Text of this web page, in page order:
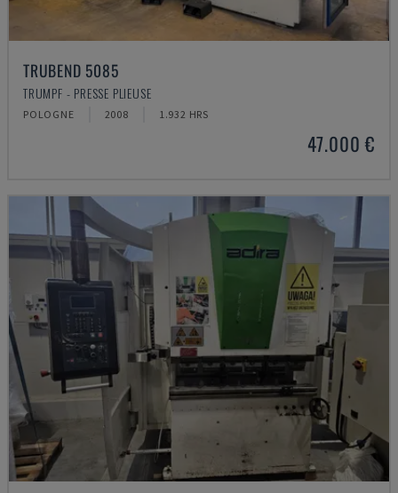
TRUBEND 5085
TRUMPF - PRESSE PLIEUSE
POLOGNE 2008 1.932 HRS
47.000 €